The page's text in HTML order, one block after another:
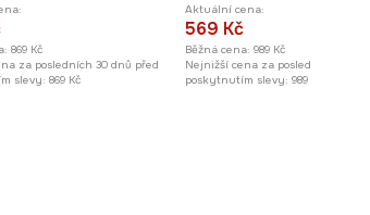
869 Kč
za posledních 30 dnů před
slevy: 869 Kč
Aktuální cena:
569 Kč
Běžná cena: 989 Kč
Nejnižší cena za posledních 30
poskytnutím slevy: 989 Kč